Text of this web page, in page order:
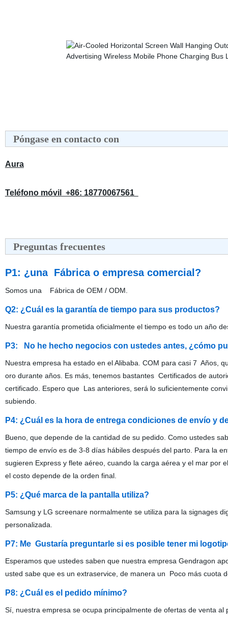
Póngase en contacto con
Aura
Teléfono móvil +86: 18770067561
Preguntas frecuentes
P1: ¿una Fábrica o empresa comercial?
Somos una Fábrica de OEM / ODM.
Q2: ¿Cuál es la garantía de tiempo para sus productos?
Nuestra garantía prometida oficialmente el tiempo es todo un año
P3: No he hecho negocios con ustedes antes, ¿cómo
Nuestra empresa ha estado en el Alibaba. COM para casi 7 Años,
oro durante años. Es más, tenemos bastantes Certificados de
certificado. Espero que Las anteriores, será lo suficientemente
subiendo.
P4: ¿Cuál es la hora de entrega condiciones de envío y
Bueno, que depende de la cantidad de su pedido. Como ustedes
tiempo de envío es de 3-8 días hábiles después del parto. Para la
sugieren Express y flete aéreo, cuando la carga aérea y el mar por
el costo depende de la orden final.
P5: ¿Qué marca de la pantalla utiliza?
Samsung y LG screenare normalmente se utiliza para la signages
personalizada.
P7: Me Gustaría preguntarle si es posible tener mi
Esperamos que ustedes saben que nuestra empresa Gendragon
usted sabe que es un extraservice, de manera un Poco más cuota
P8: ¿Cuál es el pedido mínimo?
Sí, nuestra empresa se ocupa principalmente de ofertas de venta